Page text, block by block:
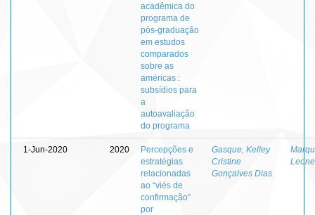
acadêmica do
programa de
pós-graduação
em estudos
comparados
sobre as
américas :
subsídios para
a
autoavaliação
do programa
1-Jun-2020 2020
Percepções e
estratégias
relacionadas
ao “viés de
confirmação”
por
Gasque, Kelley
Cristine
Gonçalves Dias